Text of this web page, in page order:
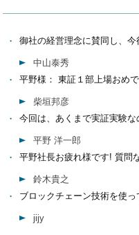
御社の経営理念に賛同し、
中山泰秀
平野様： 東証１部上場おめ
柴垣邦彦
今回は、あくまで実証実験
平野 洋一郎
平野社長お疲れ様です! 質問
鈴木貴之
ブロックチェーン技術を使
jijy